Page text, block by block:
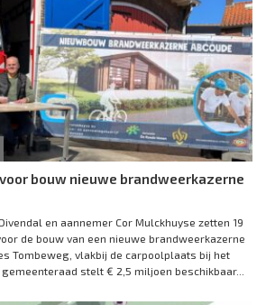
bouw nieuwe brandweerkazerne
en aannemer Cor Mulckhuyse zetten 19
de bouw van een nieuwe brandweerkazerne
Tombeweg, vlakbij de carpoolplaats bij het
stelt € 2,5 miljoen beschikbaar...